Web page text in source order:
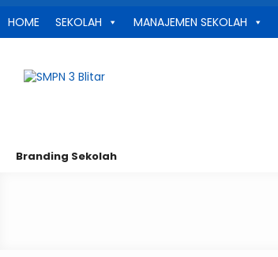
HOME SEKOLAH MANAJEMEN SEKOLAH
Branding Sekolah